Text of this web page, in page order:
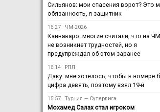
Сильянов: мои спасения ворот? Это
обязанность, я защитник
16:27 ЧМ-2026
Каннаваро: многие считали, что на
не возникнет трудностей, но я
предупреждал об этом заранее
16:14 РПЛ
Даку: мне хотелось, чтобы в номере
цифра девять, поэтому взял 19-й
15:57 Турция — Суперлига
Мохамед Салах стал игроком